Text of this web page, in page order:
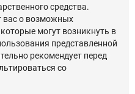
средства.
вас о возможных
могут возникнуть в
представленной
рекомендует перед
со